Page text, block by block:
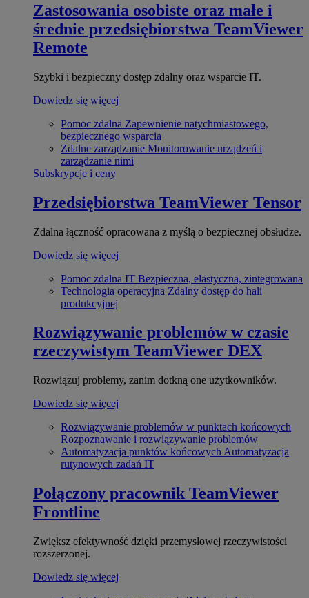
Zastosowania osobiste oraz małe i
średnie przedsiębiorstwa TeamViewer
Remote
Szybki i bezpieczny dostęp zdalny oraz wsparcie IT.
Dowiedz się więcej
Pomoc zdalna Zapewnienie natychmiastowego,
bezpiecznego wsparcia
Zdalne zarządzanie Monitorowanie urządzeń i
zarządzanie nimi
Subskrypcje i ceny
Przedsiębiorstwa TeamViewer Tensor
Zdalna łączność opracowana z myślą o bezpiecznej obsłudze.
Dowiedz się więcej
Pomoc zdalna IT Bezpieczna, elastyczna, zintegrowana
Technologia operacyjna Zdalny dostęp do hali
produkcyjnej
Rozwiązywanie problemów w czasie
rzeczywistym TeamViewer DEX
Rozwiązuj problemy, zanim dotkną one użytkowników.
Dowiedz się więcej
Rozwiązywanie problemów w punktach końcowych
Rozpoznawanie i rozwiązywanie problemów
Automatyzacja punktów końcowych Automatyzacja
rutynowych zadań IT
Połączony pracownik TeamViewer
Frontline
Zwiększ efektywność dzięki przemysłowej rzeczywistości
rozszerzonej.
Dowiedz się więcej